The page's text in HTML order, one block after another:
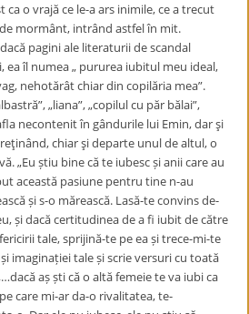
o vrajă ce le-a ars inimile, ce a trecut
mormânt, intrând astfel în mit.
pagini ale literaturii de scandal
îl numea „ pururea iubitul meu ideal,
nehotărât chiar din copilăria mea”.
„liana”, „copilul cu păr bălai”,
necontenit în gândurile lui Emin, dar şi
chiar şi departe unul de altul, o
„Eu știu bine că te iubesc și anii care au
această pasiune pentru tine n-au
și s-o mărească. Lasă-te convins de-
și dacă certitudinea de a fi iubit de către
tale, sprijină-te pe ea și trece-mi-te
imaginației tale și scrie versuri cu toată
aș ști că o altă femeie te va iubi ca
care mi-ar da-o rivalitatea, te-